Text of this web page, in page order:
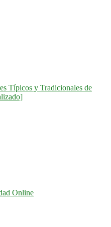
Típicos y Tradicionales de
Online